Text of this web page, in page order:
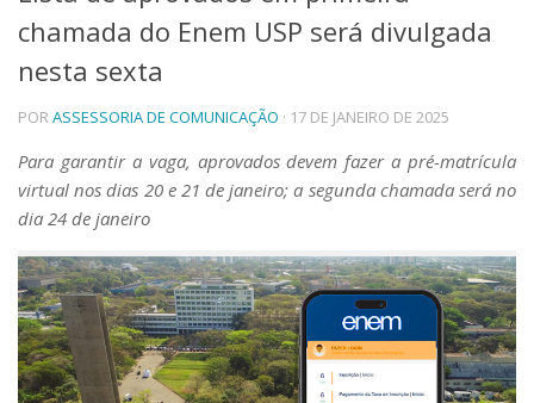
Telefones e Mapas
Pessoas
Ensino
Graduação
Educação a distância
Cursos de Extensão
Pesquisa e Inovação
Linhas de Pesquisa
Centros, Núcleos e Projetos em Rede
Pós-doutorado
Iniciação Científica
Transferência de Tecnologia
Empresas Juniores
chamada do Enem USP será divulgada
nesta sexta
PORASSESSORIA DE COMUNICAÇÃO · 17 DE JANEIRO DE 2025
Para garantir a vaga, aprovados devem fazer a pré-matrícula
virtual nos dias 20 e 21 de janeiro; a segunda chamada será no
dia 24 de janeiro